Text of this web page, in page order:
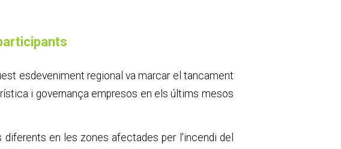
esdeveniment regional va marcar el tancament
i governança empresos en els últims mesos
en les zones afectades per l'incendi del